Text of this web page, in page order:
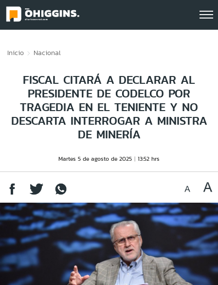
Inicio Nacional
FISCAL CITARÁ A DECLARAR AL
PRESIDENTE DE CODELCO POR
TRAGEDIA EN EL TENIENTE Y NO
DESCARTA INTERROGAR A MINISTRA
DE MINERÍA
Martes 5 de agosto de 2025 13:52 hrs